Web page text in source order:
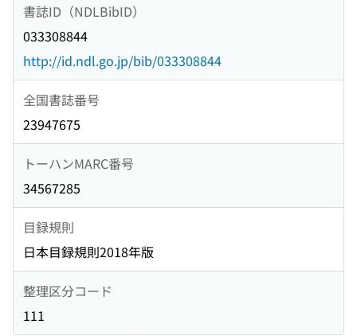
書誌ID（NDLBibID）
033308844
http://id.ndl.go.jp/bib/033308844
全国書誌番号
23947675
トーハンMARC番号
34567285
目録規則
日本目録規則2018年版
整理区分コード
111